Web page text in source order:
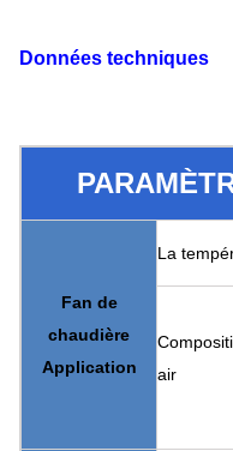
Données techniques
Fan de
chaudière
Application
La
air